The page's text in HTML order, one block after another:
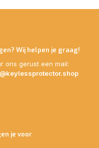
Wij helpen je graag!
ons gerust een mail:
je voor